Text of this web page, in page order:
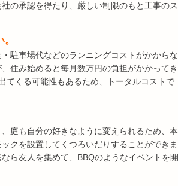
の承認を得たり、厳しい制限のもと工事のス
駐車場代などのランニングコストがかからな
住み始めると毎月数万円の負担がかかってき
てくる可能性もあるため、トータルコストで
庭も自分の好きなように変えられるため、本
クを設置してくつろいだりすることができま
ら友人を集めて、BBQのようなイベントを開